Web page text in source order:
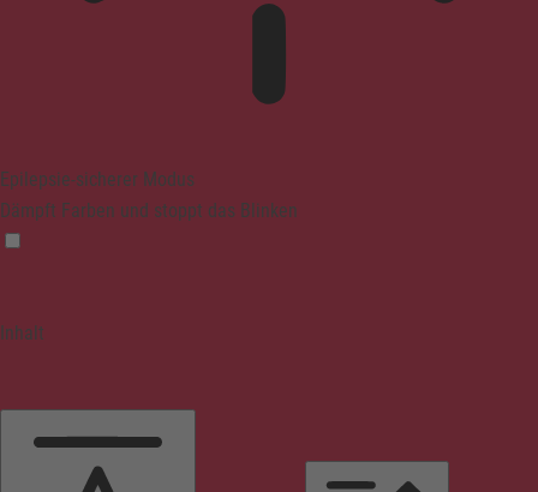
Epilepsie-sicherer Modus
Dämpft Farben und stoppt das Blinken
Inhalt